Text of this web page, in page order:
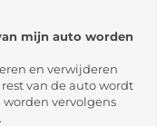
mijn auto worden
en verwijderen
van de auto wordt
vervolgens